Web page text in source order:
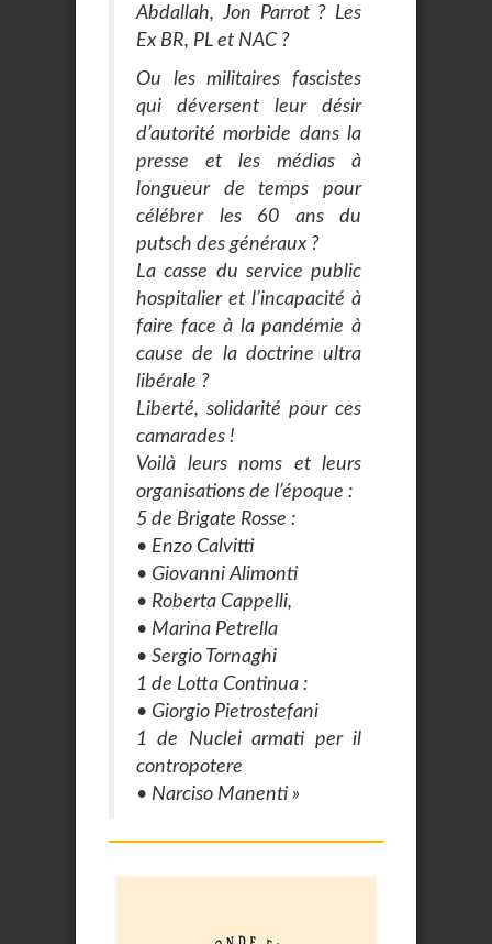
Abdallah, Jon Parrot ? Les
Ex BR, PL et NAC ?
Ou les militaires fascistes
qui déversent leur désir
d’autorité morbide dans la
presse et les médias à
longueur de temps pour
célébrer les 60 ans du
putsch des généraux ?
La casse du service public
hospitalier et l’incapacité à
faire face à la pandémie à
cause de la doctrine ultra
libérale ?
Liberté, solidarité pour ces
camarades !
Voilà leurs noms et leurs
organisations de l’époque :
5 de Brigate Rosse :
• Enzo Calvitti
• Giovanni Alimonti
• Roberta Cappelli,
• Marina Petrella
• Sergio Tornaghi
1 de Lotta Continua :
• Giorgio Pietrostefani
1 de Nuclei armati per il
contropotere
• Narciso Manenti »